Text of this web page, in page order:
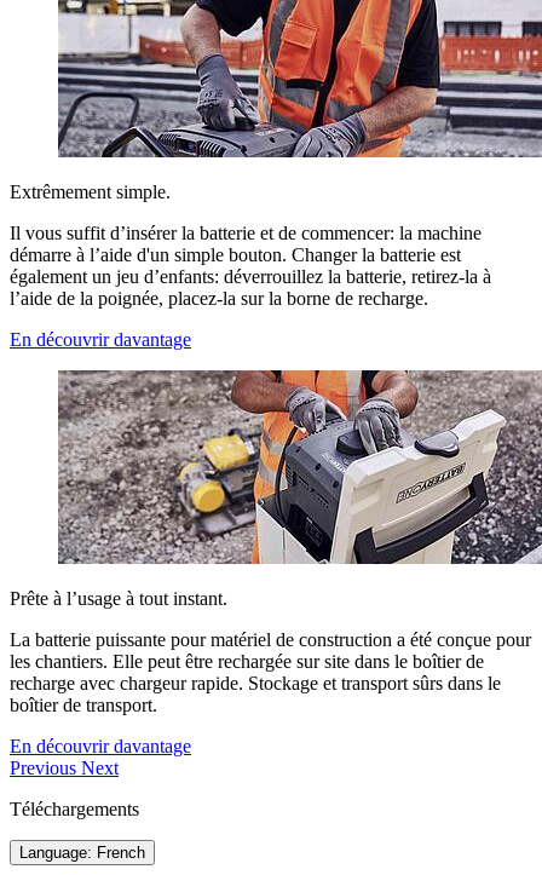
Extrêmement simple.
Il vous suffit d’insérer la batterie et de commencer: la machine
démarre à l’aide d'un simple bouton. Changer la batterie est
également un jeu d’enfants: déverrouillez la batterie, retirez-la à
l’aide de la poignée, placez-la sur la borne de recharge.
En découvrir davantage
Prête à l’usage à tout instant.
La batterie puissante pour matériel de construction a été conçue pour
les chantiers. Elle peut être rechargée sur site dans le boîtier de
recharge avec chargeur rapide. Stockage et transport sûrs dans le
boîtier de transport.
En découvrir davantage
Previous Next
Téléchargements
Language: French